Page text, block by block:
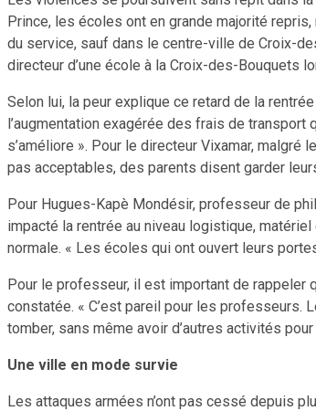
Prince, les écoles ont en grande majorité
du service, sauf dans le centre-ville de Croix-
directeur d’une école à la Croix-des-Bouquets
Selon lui, la peur explique ce retard de la
l’augmentation exagérée des frais de transport
s’améliore ». Pour le directeur Vixamar,
pas acceptables, des parents disent garder
Pour Hugues-Kapè Mondésir, professeur de
impacté la rentrée au niveau logistique, matériel
normale. « Les écoles qui ont ouvert leurs
Pour le professeur, il est important de rappeler
constatée. « C’est pareil pour les professeurs.
tomber, sans même avoir d’autres activités
Une ville en mode survie
Les attaques armées n’ont pas cessé depuis